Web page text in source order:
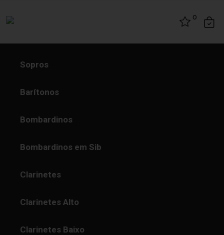
0
Sopros
Barítonos
Bombardinos
Bombardinos em Sib
Clarinetes
Clarinetes Alto
Clarinetes Baixo